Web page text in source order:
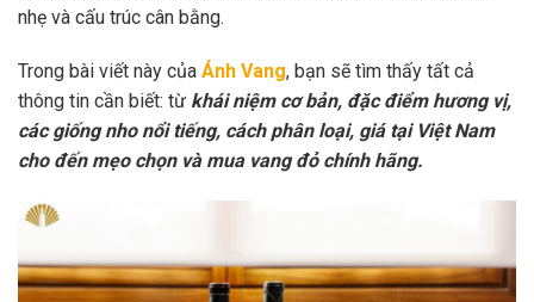
nhẹ và cấu trúc cân bằng.
Trong bài viết này của Ánh Vang, bạn sẽ tìm thấy tất cả
thông tin cần biết: từ khái niệm cơ bản, đặc điểm hương vị,
các giống nho nổi tiếng, cách phân loại, giá tại Việt Nam
cho đến mẹo chọn và mua vang đỏ chính hãng.